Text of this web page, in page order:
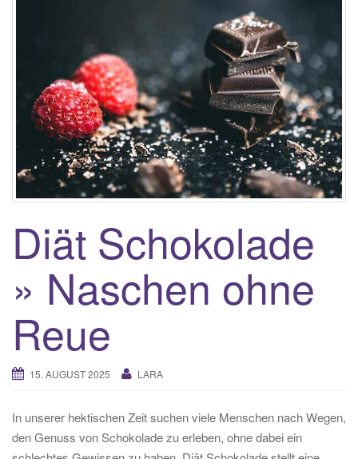
Diät Schokolade
» Naschen ohne
Reue
15. AUGUST 2025 LARA
In unserer hektischen Zeit suchen viele Menschen nach Wegen,
den Genuss von Schokolade zu erleben, ohne dabei ein